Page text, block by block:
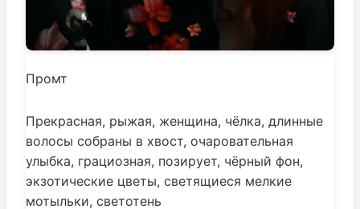
Промт
Прекрасная, рыжая, женщина, чёлка, длинные
волосы собраны в хвост, очаровательная
улыбка, грациозная, позирует, чёрный фон,
экзотические цветы, светящиеся мелкие
мотыльки, светотень